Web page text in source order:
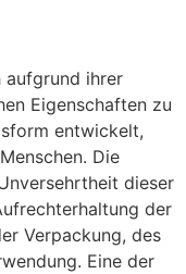
aufgrund ihrer
Eigenschaften zu
entwickelt,
Die
dieser
der
Verpackung, des
Eine der